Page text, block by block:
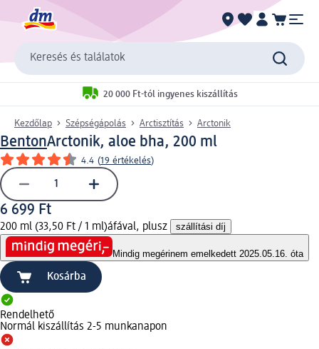
Keresés és találatok
20 000 Ft-tól ingyenes kiszállítás
Kezdőlap Szépségápolás Arctisztítás Arctonik
BentonArctonik, aloe bha, 200 ml
4.4 (19 értékelés)
6 699 Ft
200 ml (33,50 Ft / 1 ml)áfával, plusz szállítási díj
Mindig megérinem emelkedett 2025.05.16. óta
Kosárba
Rendelhető
Normál kiszállítás 2-5 munkanapon